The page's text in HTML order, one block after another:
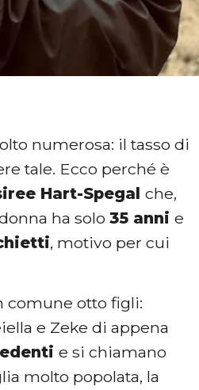
numerosa: il tasso di
tale. Ecco perché è
Hart-Spegalche,
ha solo35 annie
, motivo per cui
comune otto figli:
e Zeke di appena
e si chiamano
molto popolata, la